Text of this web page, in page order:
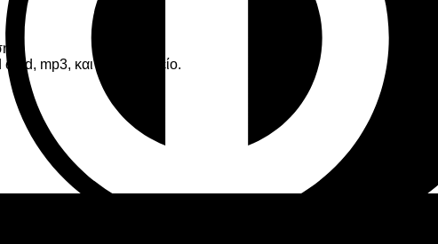
mp3, και δυνατό ηχείο.